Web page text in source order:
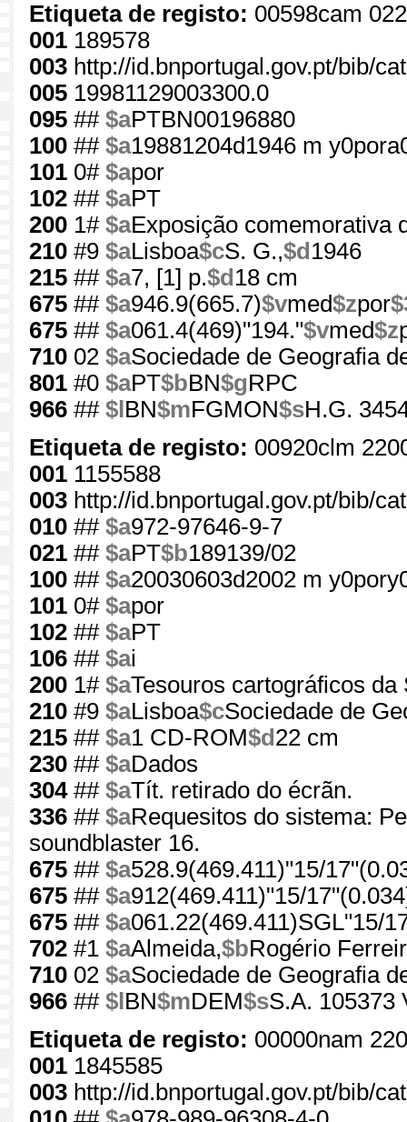
Etiqueta de registo: 00598cam
001 189578
003 http://id.bnportugal.gov.pt/bib/
005 19981129003300.0
095 ## $aPTBN00196880
100 ## $a19881204d1946 m
101 0# $apor
102 ## $aPT
200 1# $aExposição comemorativa
210 #9 $aLisboa$cS. G.,$d 1946
215 ## $a7, [1] p.$d 18 cm
675 ## $a946.9(665.7)$vmed$zpor
675 ## $a061.4(469)"194."$vmed$z
710 02 $aSociedade de Geografia
801 #0 $aPT$bBN$gRPC
966 ## $l BN$mFGMON$sH.G.
Etiqueta de registo: 00920clm
001 1155588
003 http://id.bnportugal.gov.pt/bib/
010 ## $a972-97646-9-7
021 ## $aPT$b189139/02
100 ## $a20030603d2002 m
101 0# $apor
102 ## $aPT
106 ## $ai
200 1# $aTesouros cartográficos
210 #9 $aLisboa$cSociedade de
215 ## $a1 CD-ROM$d 22 cm
230 ## $aDados
304## $aTít. retirado do écrãn.
336 ## $aRequesitos do sistema:
soundblaster 16.
675 ## $a528.9(469.411)"15/
675 ## $a912(469.411)"15/
675 ## $a061.22(469.411)SGL"15/
702 #1 $aAlmeida,$bRogério
710 02 $aSociedade de Geografia
966 ## $l BN$mDEM$sS.A. 105373
Etiqueta de registo: 00000nam
001 1845585
003 http://id.bnportugal.gov.pt/bib/